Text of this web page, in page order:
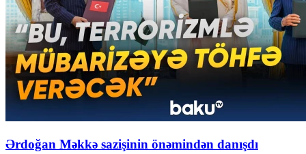
Ərdoğan Məkkə sazişinin önəmindən danışdı